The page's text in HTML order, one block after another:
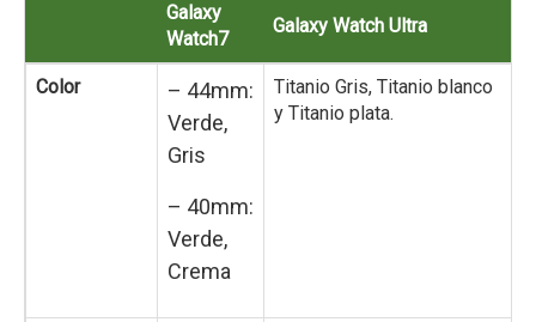
Galaxy
Watch7
Galaxy Watch Ultra
Color
– 44mm:
Verde,
Gris
– 40mm:
Verde,
Crema
Titanio Gris, Titanio blanco
y Titanio plata.